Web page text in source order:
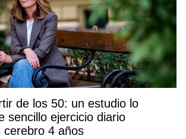
de los 50: un estudio lo
sencillo ejercicio diario
cerebro 4 años